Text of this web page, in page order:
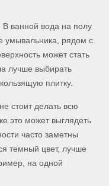
ванной вода на полу
умывальника, рядом с
может стать
лучше выбирать
плитку.
стоит делать всю
это может выглядеть
часто заметны
темный цвет, лучше
на одной